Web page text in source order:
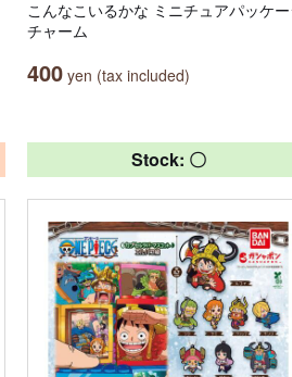
こんなこいるかな ミニチュアパッケ
チャーム
400 yen (tax included)
Stock: 〇